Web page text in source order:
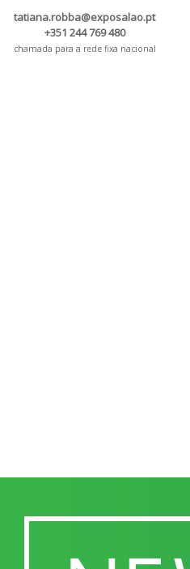
tatiana.robba@exposalao.pt
+351 244 769 480
chamada para a rede fixa nacional